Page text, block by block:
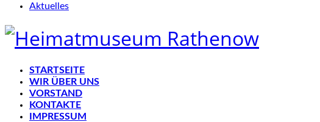
Aktuelles
STARTSEITE
WIR ÜBER UNS
VORSTAND
KONTAKTE
IMPRESSUM